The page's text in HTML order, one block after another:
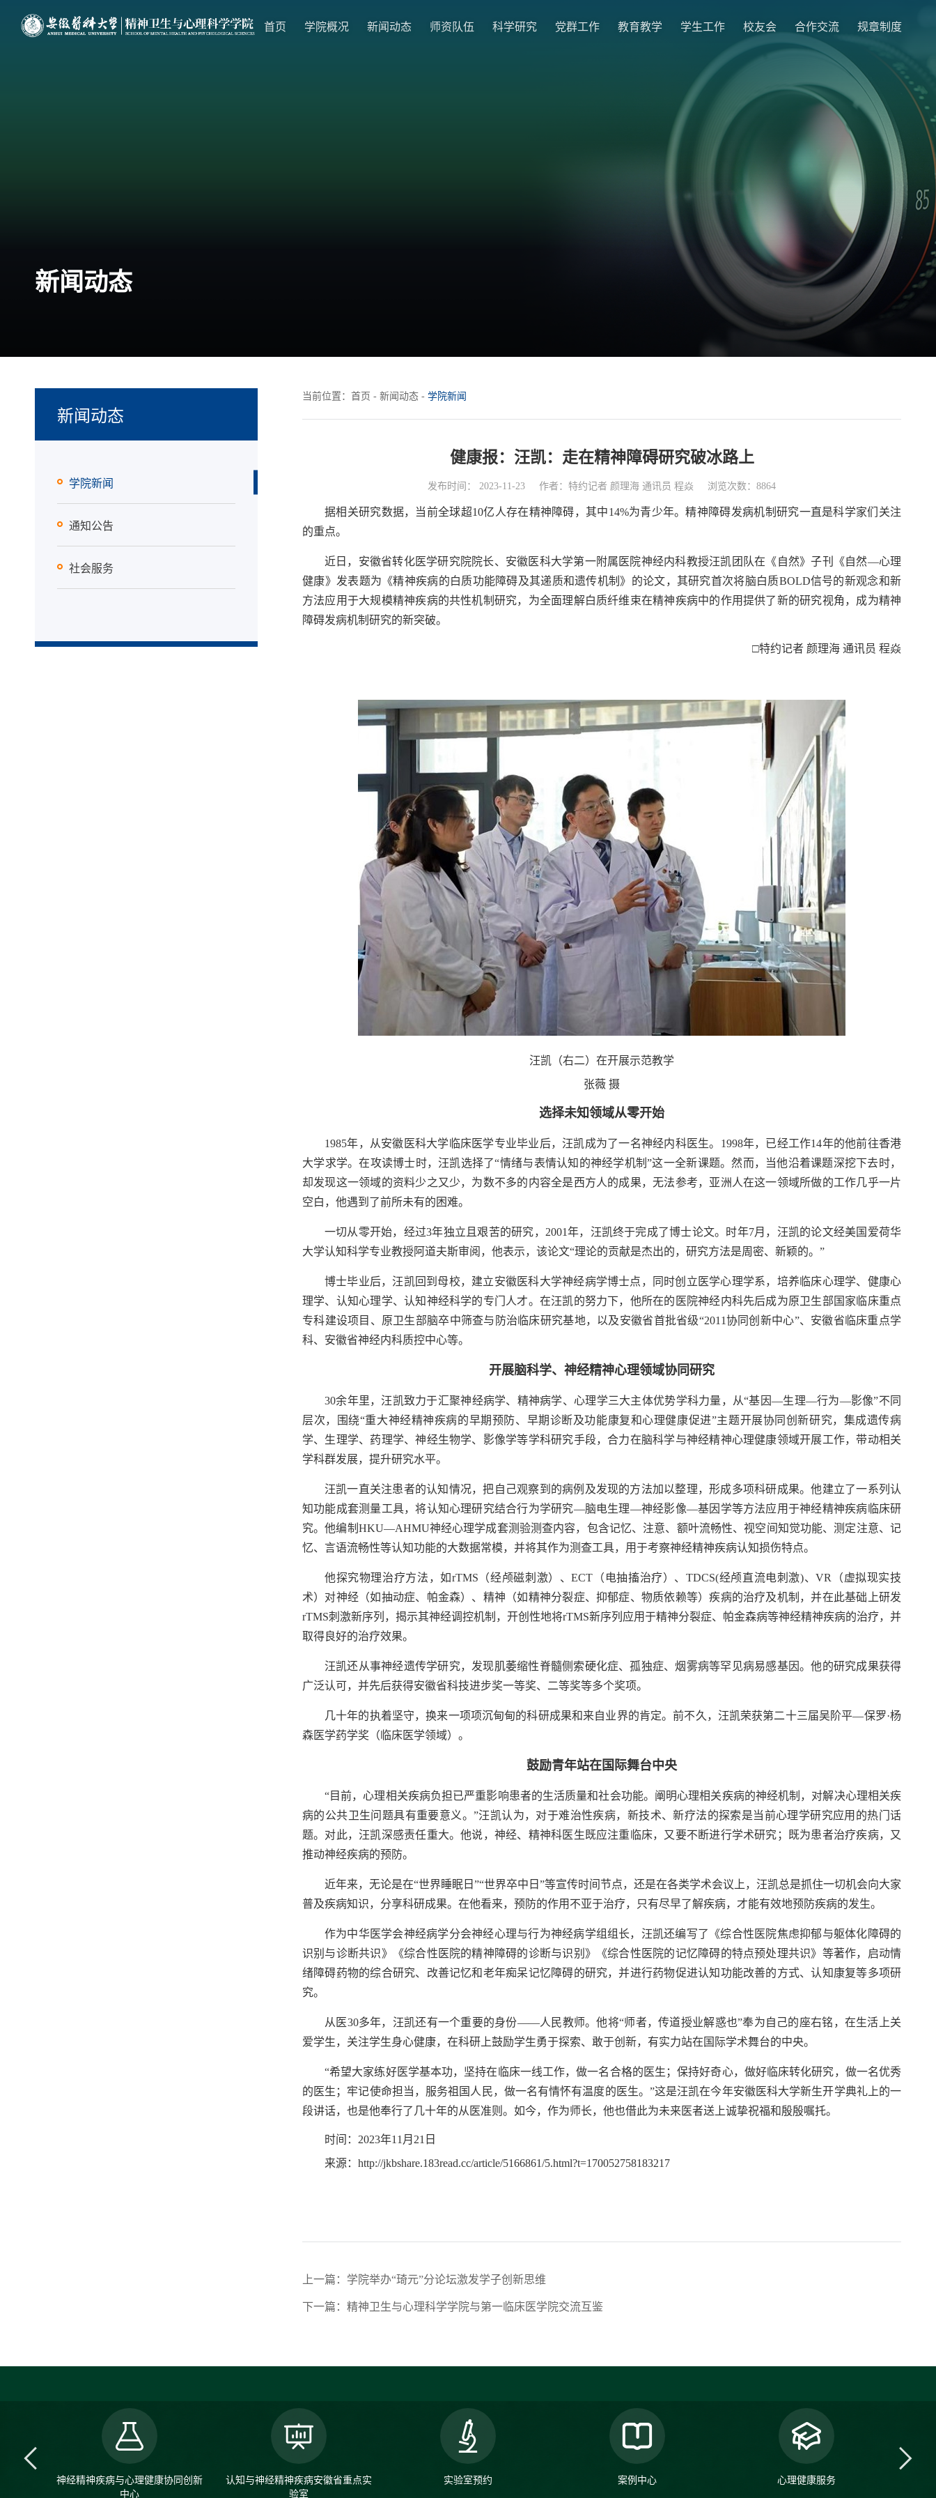
首页 学院概况 新闻动态 师资队伍 科学研究 党群工作 教育教学 学生工作 校友会 合作交流 规章制度
新闻动态
新闻动态
学院新闻
通知公告
社会服务
当前位置： 首页 - 新闻动态 - 学院新闻
健康报：汪凯：走在精神障碍研究破冰路上
发布时间： 2023-11-23 作者：特约记者 颜理海 通讯员 程焱 浏览次数：8864
据相关研究数据，当前全球超10亿人存在精神障碍，其中14%为青少年。精神障碍发病机制研究一直是科学家们关注
的重点。
近日，安徽省转化医学研究院院长、安徽医科大学第一附属医院神经内科教授汪凯团队在《自然》子刊《自然—心理
健康》发表题为《精神疾病的白质功能障碍及其递质和遗传机制》的论文，其研究首次将脑白质BOLD信号的新观念和新
方法应用于大规模精神疾病的共性机制研究，为全面理解白质纤维束在精神疾病中的作用提供了新的研究视角，成为精神
障碍发病机制研究的新突破。
□特约记者 颜理海 通讯员 程焱
汪凯（右二）在开展示范教学
张薇 摄
选择未知领域从零开始
1985年，从安徽医科大学临床医学专业毕业后，汪凯成为了一名神经内科医生。1998年，已经工作14年的他前往香港
大学求学。在攻读博士时，汪凯选择了“情绪与表情认知的神经学机制”这一全新课题。然而，当他沿着课题深挖下去时，
却发现这一领域的资料少之又少，为数不多的内容全是西方人的成果，无法参考，亚洲人在这一领域所做的工作几乎一片
空白，他遇到了前所未有的困难。
一切从零开始，经过3年独立且艰苦的研究，2001年，汪凯终于完成了博士论文。时年7月，汪凯的论文经美国爱荷华
大学认知科学专业教授阿道夫斯审阅，他表示，该论文“理论的贡献是杰出的，研究方法是周密、新颖的。”
博士毕业后，汪凯回到母校，建立安徽医科大学神经病学博士点，同时创立医学心理学系，培养临床心理学、健康心
理学、认知心理学、认知神经科学的专门人才。在汪凯的努力下，他所在的医院神经内科先后成为原卫生部国家临床重点
专科建设项目、原卫生部脑卒中筛查与防治临床研究基地，以及安徽省首批省级“2011协同创新中心”、安徽省临床重点学
科、安徽省神经内科质控中心等。
开展脑科学、神经精神心理领域协同研究
30余年里，汪凯致力于汇聚神经病学、精神病学、心理学三大主体优势学科力量，从“基因—生理—行为—影像”不同
层次，围绕“重大神经精神疾病的早期预防、早期诊断及功能康复和心理健康促进”主题开展协同创新研究，集成遗传病
学、生理学、药理学、神经生物学、影像学等学科研究手段，合力在脑科学与神经精神心理健康领域开展工作，带动相关
学科群发展，提升研究水平。
汪凯一直关注患者的认知情况，把自己观察到的病例及发现的方法加以整理，形成多项科研成果。他建立了一系列认
知功能成套测量工具，将认知心理研究结合行为学研究—脑电生理—神经影像—基因学等方法应用于神经精神疾病临床研
究。他编制HKU—AHMU神经心理学成套测验测查内容，包含记忆、注意、额叶流畅性、视空间知觉功能、测定注意、记
忆、言语流畅性等认知功能的大数据常模，并将其作为测查工具，用于考察神经精神疾病认知损伤特点。
他探究物理治疗方法，如rTMS（经颅磁刺激）、ECT（电抽搐治疗）、TDCS(经颅直流电刺激)、VR（虚拟现实技
术）对神经（如抽动症、帕金森）、精神（如精神分裂症、抑郁症、物质依赖等）疾病的治疗及机制，并在此基础上研发
rTMS刺激新序列，揭示其神经调控机制，开创性地将rTMS新序列应用于精神分裂症、帕金森病等神经精神疾病的治疗，并
取得良好的治疗效果。
汪凯还从事神经遗传学研究，发现肌萎缩性脊髓侧索硬化症、孤独症、烟雾病等罕见病易感基因。他的研究成果获得
广泛认可，并先后获得安徽省科技进步奖一等奖、二等奖等多个奖项。
几十年的执着坚守，换来一项项沉甸甸的科研成果和来自业界的肯定。前不久，汪凯荣获第二十三届吴阶平—保罗·杨
森医学药学奖（临床医学领域）。
鼓励青年站在国际舞台中央
“目前，心理相关疾病负担已严重影响患者的生活质量和社会功能。阐明心理相关疾病的神经机制，对解决心理相关疾
病的公共卫生问题具有重要意义。”汪凯认为，对于难治性疾病，新技术、新疗法的探索是当前心理学研究应用的热门话
题。对此，汪凯深感责任重大。他说，神经、精神科医生既应注重临床，又要不断进行学术研究；既为患者治疗疾病，又
推动神经疾病的预防。
近年来，无论是在“世界睡眠日”“世界卒中日”等宣传时间节点，还是在各类学术会议上，汪凯总是抓住一切机会向大家
普及疾病知识，分享科研成果。在他看来，预防的作用不亚于治疗，只有尽早了解疾病，才能有效地预防疾病的发生。
作为中华医学会神经病学分会神经心理与行为神经病学组组长，汪凯还编写了《综合性医院焦虑抑郁与躯体化障碍的
识别与诊断共识》《综合性医院的精神障碍的诊断与识别》《综合性医院的记忆障碍的特点预处理共识》等著作，启动情
绪障碍药物的综合研究、改善记忆和老年痴呆记忆障碍的研究，并进行药物促进认知功能改善的方式、认知康复等多项研
究。
从医30多年，汪凯还有一个重要的身份——人民教师。他将“师者，传道授业解惑也”奉为自己的座右铭，在生活上关
爱学生，关注学生身心健康，在科研上鼓励学生勇于探索、敢于创新，有实力站在国际学术舞台的中央。
“希望大家练好医学基本功，坚持在临床一线工作，做一名合格的医生；保持好奇心，做好临床转化研究，做一名优秀
的医生；牢记使命担当，服务祖国人民，做一名有情怀有温度的医生。”这是汪凯在今年安徽医科大学新生开学典礼上的一
段讲话，也是他奉行了几十年的从医准则。如今，作为师长，他也借此为未来医者送上诚挚祝福和殷殷嘱托。
时间：2023年11月21日
来源：http://jkbshare.183read.cc/article/5166861/5.html?t=170052758183217
上一篇：学院举办“琦元”分论坛激发学子创新思维
下一篇：精神卫生与心理科学学院与第一临床医学院交流互鉴
神经精神疾病与心理健康协同创新
中心
认知与神经精神疾病安徽省重点实
验室
实验室预约 案例中心 心理健康服务